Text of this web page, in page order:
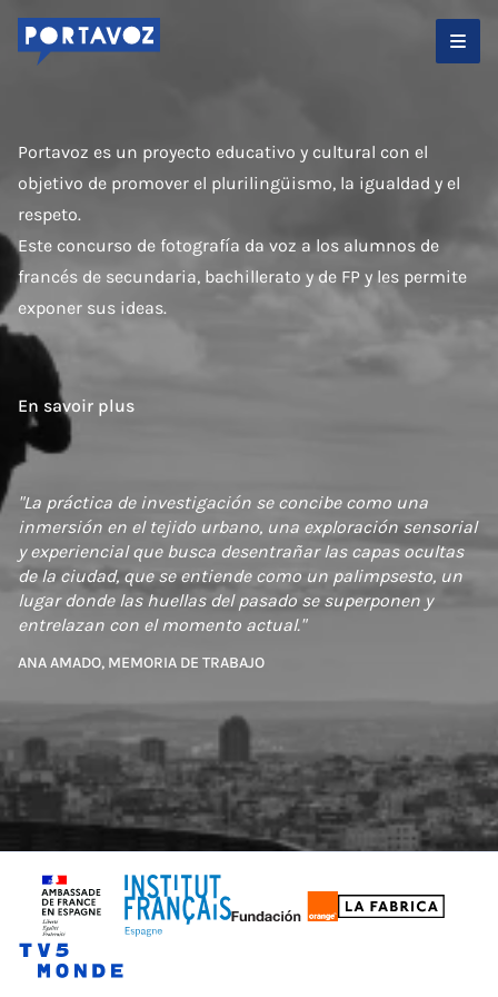
Portavoz es un proyecto educativo y cultural con el
objetivo de promover el plurilingüismo, la igualdad y el
respeto.
Este concurso de fotografía da voz a los alumnos de
francés de secundaria, bachillerato y de FP y les permite
exponer sus ideas.
En savoir plus
"La práctica de investigación se concibe como una
inmersión en el tejido urbano, una exploración sensorial
y experiencial que busca desentrañar las capas ocultas
de la ciudad, que se entiende como un palimpsesto, un
lugar donde las huellas del pasado se superponen y
entrelazan con el momento actual."
ANA AMADO, MEMORIA DE TRABAJO